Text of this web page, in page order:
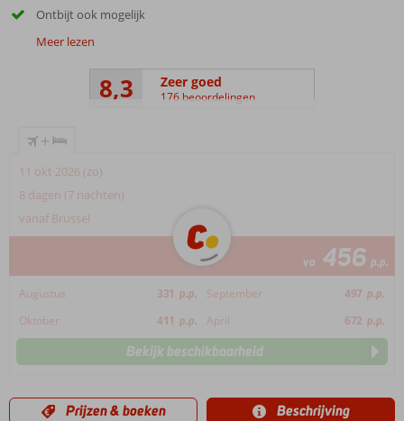
Ontbijt ook mogelijk
Meer lezen
8,3 Zeer goed
176 beoordelingen
+
11 okt 2026 (zo)
8 dagen (7 nachten)
vanaf Brussel
va 456 p.p.
Augustus 331 p.p. September 497 p.p.
Oktober
411 p.p. April 672 p.p.
Bekijk beschikbaarheid
Prijzen & boeken Beschrijving